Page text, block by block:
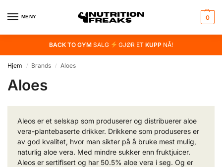
MENY 0
BACK TO GYMSALG GJØR ET KUPP NÅ!
Hjem / Brands / Aloes
Aloes
Aleos er et selskap som produserer og distribuerer aloe
vera-plantebaserte drikker. Drikkene som produseres er
av god kvalitet, hvor man sikter på å bruke mest mulig,
naturlig aloe vera. Med mindre sukker enn fruktjuicer.
Aleos er sertifisert og har 50.5% aloe vera i seg. Og er